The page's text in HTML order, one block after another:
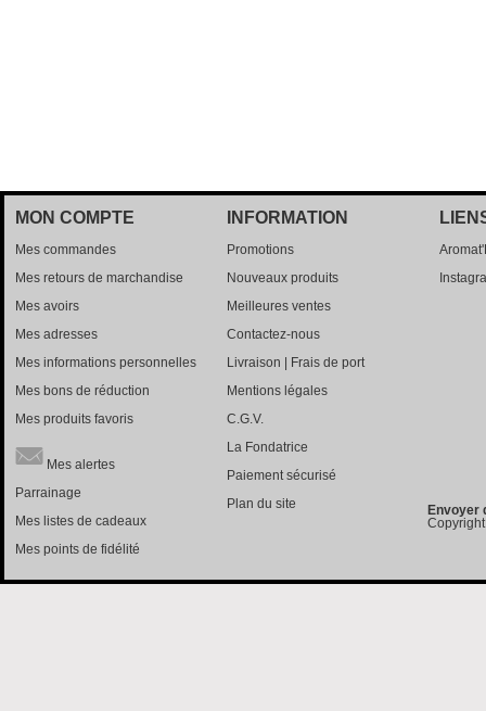
MON COMPTE
Mes commandes
Mes retours de marchandise
Mes avoirs
Mes adresses
Mes informations personnelles
Mes bons de réduction
Mes produits favoris
Mes alertes
Parrainage
Mes listes de cadeaux
Mes points de fidélité
INFORMATION
Promotions
Nouveaux produits
Meilleures ventes
Contactez-nous
Livraison | Frais de port
Mentions légales
C.G.V.
La Fondatrice
Paiement sécurisé
Plan du site
Envoyer